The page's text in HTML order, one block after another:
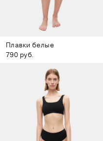
Плавки белые
790 руб.